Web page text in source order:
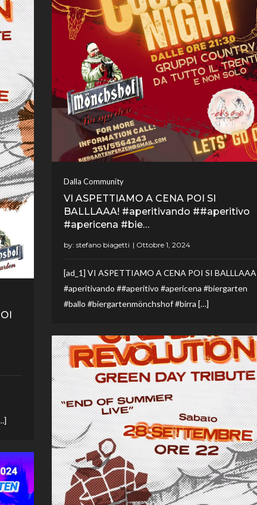
Dalla Community
VI ASPETTIAMO A CENA POI SI
BALLLAAA! #aperitivando ##aperitivo
#apericena #bie…
by: stefano biagetti
[ad_1] VI ASPETTIAMO A CENA POI SI
#aperitivando ##aperitivo #apericena #biergarten
#ballo #biergartenmönchshof #birra […]